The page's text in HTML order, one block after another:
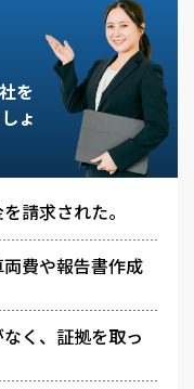
を
ょ
請求された。
費や報告書作成
く、証拠を取っ